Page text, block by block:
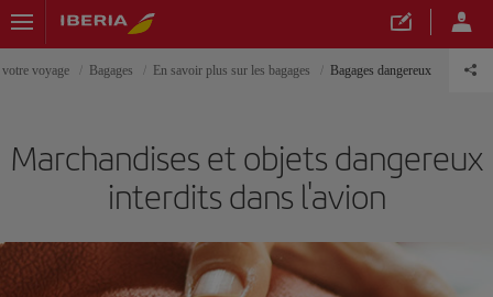
votre voyage Bagages En savoir plus sur les bagages Bagages dangereux
Marchandises et objets dangereux
interdits dans l'avion